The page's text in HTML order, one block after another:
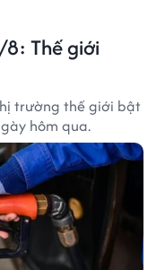
Thế giới
trường thế giới bật
hôm qua.